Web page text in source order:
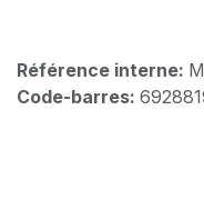
Référence interne:
Code-barres: